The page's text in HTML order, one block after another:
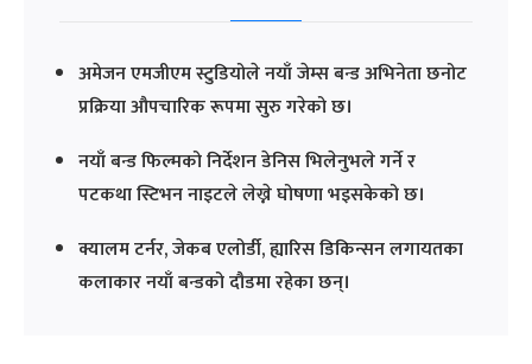
अमेजन एमजीएम स्टुडियोले नयाँ जेम्स बन्ड अभिनेता छनोट
प्रक्रिया औपचारिक रूपमा सुरु गरेको छ।
नयाँ बन्ड फिल्मको निर्देशन डेनिस भिलेनुभले गर्ने र
पटकथा स्टिभन नाइटले लेख्ने घोषणा भइसकेको छ।
क्यालम टर्नर, जेकब एलोर्डी, ह्यारिस डिकिन्सन लगायतका
कलाकार नयाँ बन्डको दौडमा रहेका छन्।